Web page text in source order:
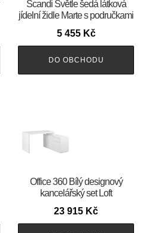
Scandi Světle šedá látková
jídelní židle Marte s područkami
5 455 Kč
DO OBCHODU
Office 360 Bílý designový
kancelářský set Loft
23 915 Kč